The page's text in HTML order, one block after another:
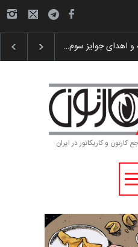
گزارش تصویری آیین اختتامیه و
و کاریکاتور در ایران